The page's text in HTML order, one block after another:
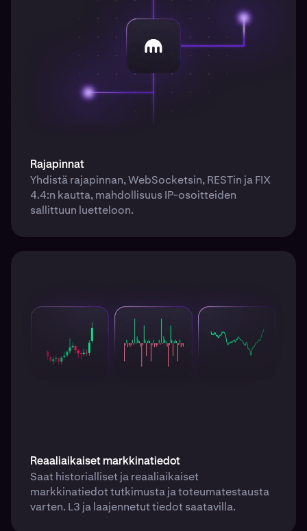
Rajapinnat
Yhdistä rajapinnan, WebSocketsin, RESTin ja FIX
4.4:n kautta, mahdollisuus IP-osoitteiden
sallittuun luetteloon.
Reaaliaikaiset markkinatiedot
Saat historialliset ja reaaliaikaiset
markkinatiedot tutkimusta ja toteumatestausta
varten. L3 ja laajennetut tiedot saatavilla.